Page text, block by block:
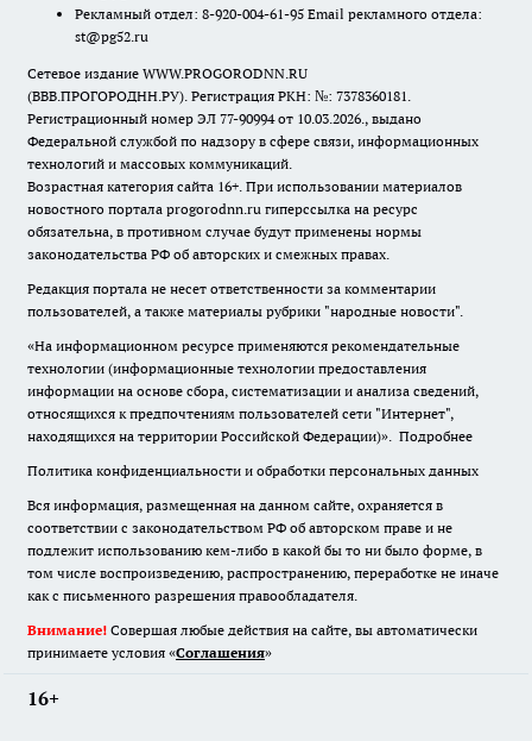
Рекламный отдел: 8-920-004-61-95 Email рекламного отдела:
st@pg52.ru
Сетевое издание WWW.PROGORODNN.RU
(ВВВ.ПРОГОРОДНН.РУ). Регистрация РКН: №: 7378360181.
Регистрационный номер ЭЛ 77-90994 от 10.03.2026., выдано
Федеральной службой по надзору в сфере связи, информационных
технологий и массовых коммуникаций.
Возрастная категория сайта 16+. При использовании материалов
новостного портала progorodnn.ru гиперссылка на ресурс
обязательна, в противном случае будут применены нормы
законодательства РФ об авторских и смежных правах.
Редакция портала не несет ответственности за комментарии
пользователей, а также материалы рубрики "народные новости".
«На информационном ресурсе применяются рекомендательные
технологии (информационные технологии предоставления
информации на основе сбора, систематизации и анализа сведений,
относящихся к предпочтениям пользователей сети "Интернет",
находящихся на территории Российской Федерации)». Подробнее
Политика конфиденциальности и обработки персональных данных
Вся информация, размещенная на данном сайте, охраняется в
соответствии с законодательством РФ об авторском праве и не
подлежит использованию кем-либо в какой бы то ни было форме, в
том числе воспроизведению, распространению, переработке не иначе
как с письменного разрешения правообладателя.
Внимание! Совершая любые действия на сайте, вы автоматически
принимаете условия «Cоглашения»
16+